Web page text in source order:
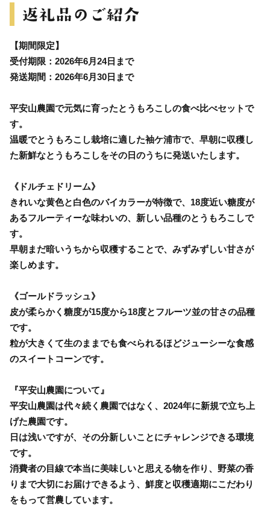
【期間限定】
受付期限：2026年6月24日まで
発送期間：2026年6月30日まで
平安山農園で元気に育ったとうもろこしの食べ比べセットで
す。
温暖でとうもろこし栽培に適した袖ケ浦市で、早朝に収穫し
た新鮮なとうもろこしをその日のうちに発送いたします。
《ドルチェドリーム》
きれいな黄色と白色のバイカラーが特徴で、18度近い糖度が
あるフルーティーな味わいの、新しい品種のとうもろこしで
す。
早朝まだ暗いうちから収穫することで、みずみずしい甘さが
楽しめます。
《ゴールドラッシュ》
皮が柔らかく糖度が15度から18度とフルーツ並の甘さの品種
です。
粒が大きくて生のままでも食べられるほどジューシーな食感
のスイートコーンです。
『平安山農園について』
平安山農園は代々続く農園ではなく、2024年に新規で立ち上
げた農園です。
日は浅いですが、その分新しいことにチャレンジできる環境
です。
消費者の目線で本当に美味しいと思える物を作り、野菜の香
りまで大切にお届けできるよう、鮮度と収穫適期にこだわり
をもって営農しています。